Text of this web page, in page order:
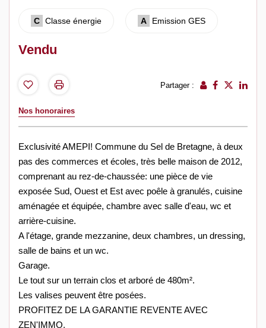
C Classe énergie A Emission GES
Vendu
Partager :
Nos honoraires
Exclusivité AMEPI! Commune du Sel de Bretagne, à deux
pas des commerces et écoles, très belle maison de 2012,
comprenant au rez-de-chaussée: une pièce de vie
exposée Sud, Ouest et Est avec poêle à granulés, cuisine
aménagée et équipée, chambre avec salle d'eau, wc et
arrière-cuisine.
A l'étage, grande mezzanine, deux chambres, un dressing,
salle de bains et un wc.
Garage.
Le tout sur un terrain clos et arboré de 480m².
Les valises peuvent être posées.
PROFITEZ DE LA GARANTIE REVENTE AVEC
ZEN'IMMO.